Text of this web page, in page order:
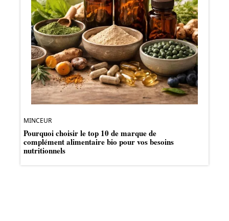
MINCEUR
Pourquoi choisir le top 10 de marque de
complément alimentaire bio pour vos besoins
nutritionnels